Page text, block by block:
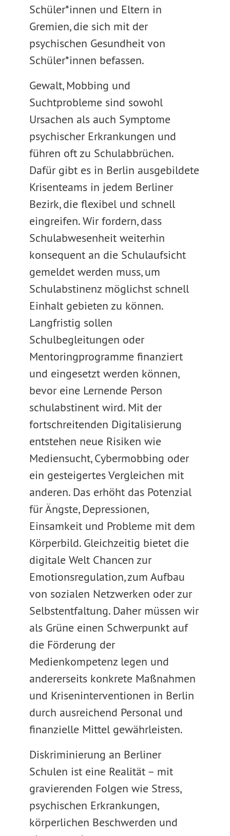
Schüler*innen und Eltern in
Gremien, die sich mit der
psychischen Gesundheit von
Schüler*innen befassen.
Gewalt, Mobbing und
Suchtprobleme sind sowohl
Ursachen als auch Symptome
psychischer Erkrankungen und
führen oft zu Schulabbrüchen.
Dafür gibt es in Berlin ausgebildete
Krisenteams in jedem Berliner
Bezirk, die flexibel und schnell
eingreifen. Wir fordern, dass
Schulabwesenheit weiterhin
konsequent an die Schulaufsicht
gemeldet werden muss, um
Schulabstinenz möglichst schnell
Einhalt gebieten zu können.
Langfristig sollen
Schulbegleitungen oder
Mentoringprogramme finanziert
und eingesetzt werden können,
bevor eine Lernende Person
schulabstinent wird. Mit der
fortschreitenden Digitalisierung
entstehen neue Risiken wie
Mediensucht, Cybermobbing oder
ein gesteigertes Vergleichen mit
anderen. Das erhöht das Potenzial
für Ängste, Depressionen,
Einsamkeit und Probleme mit dem
Körperbild. Gleichzeitig bietet die
digitale Welt Chancen zur
Emotionsregulation, zum Aufbau
von sozialen Netzwerken oder zur
Selbstentfaltung. Daher müssen wir
als Grüne einen Schwerpunkt auf
die Förderung der
Medienkompetenz legen und
andererseits konkrete Maßnahmen
und Kriseninterventionen in Berlin
durch ausreichend Personal und
finanzielle Mittel gewährleisten.
Diskriminierung an Berliner
Schulen ist eine Realität – mit
gravierenden Folgen wie Stress,
psychischen Erkrankungen,
körperlichen Beschwerden und